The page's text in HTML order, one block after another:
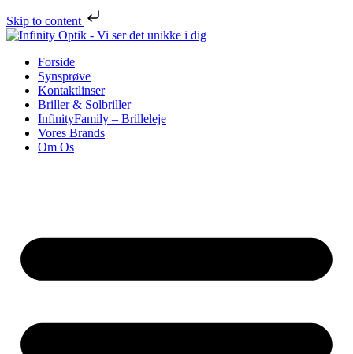
Skip to content
Forside
Synsprøve
Kontaktlinser
Briller & Solbriller
InfinityFamily – Brilleleje
Vores Brands
Om Os